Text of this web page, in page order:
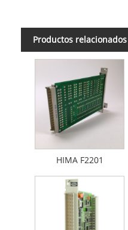
Productos relacionados
HIMA F2201